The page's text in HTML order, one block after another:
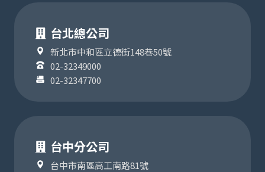
台北總公司
新北市中和區立德街148巷50號
02-32349000
02-32347700
台中分公司
台中市南區高工南路81號